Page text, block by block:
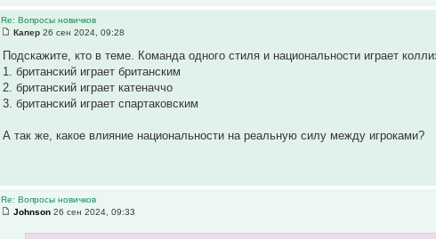
Re: Вопросы новичков
Капер 26 сен 2024, 09:28
Подскажите, кто в теме. Команда одного стиля и национальности играет
1. британский играет британским
2. британский играет катеначчо
3. британский играет спартаковским
А так же, какое влияние национальности на реальную силу между игроками?
Re: Вопросы новичков
Johnson 26 сен 2024, 09:33